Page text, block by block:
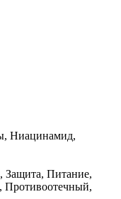
Ниацинамид,
Защита, Питание,
Противоотечный,